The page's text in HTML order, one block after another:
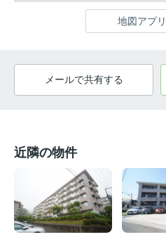
地図アプ
メールで共有する
近隣の物件